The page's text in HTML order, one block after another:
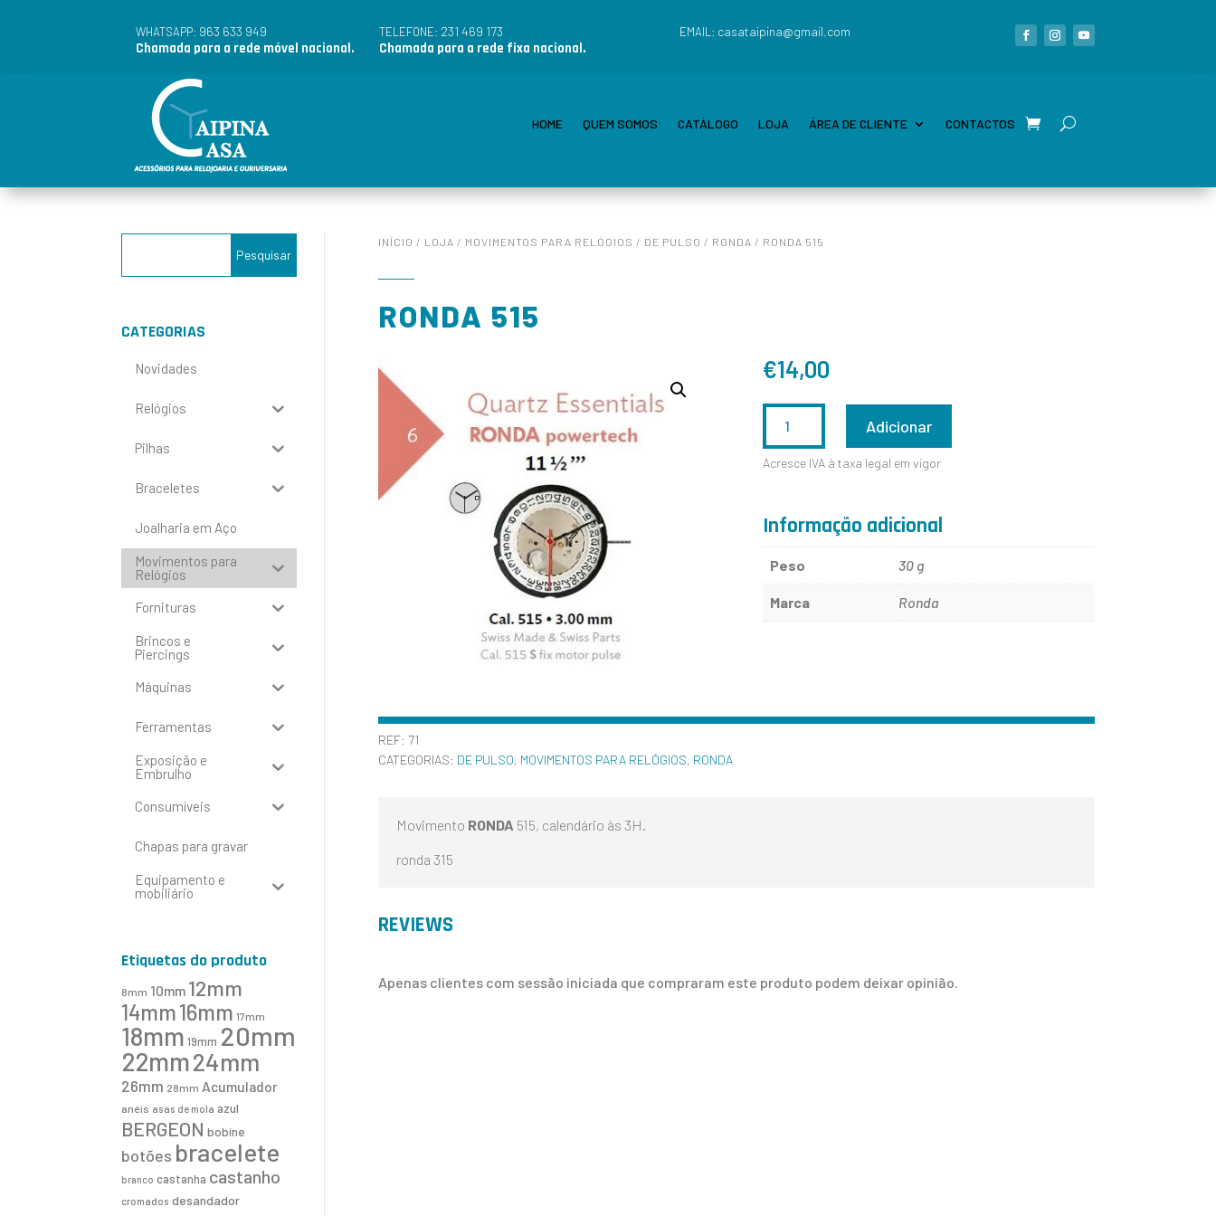
WHATSAPP: 963 633 949
Chamada para a rede móvel nacional.
TELEFONE: 231 469 173
Chamada para a rede fixa nacional.
EMAIL: casataipina@gmail.com
HOME QUEM SOMOS CATÁLOGO LOJA ÁREA DE CLIENTE CONTACTOS
CATEGORIAS
Novidades
Relógios
Pilhas
Braceletes
Joalharia em Aço
Movimentos para
Relógios
Fornituras
Brincos e
Piercings
Máquinas
Ferramentas
Exposição e
Embrulho
Consumíveis
Chapas para gravar
Equipamento e
mobiliário
Etiquetas do produto
8mm 10mm 12mm
14mm16mm 17mm
18mm 19mm 20mm
22mm24mm
26mm 28mm Acumulador
anéis asas de mola azul
BERGEON bobine
botões bracelete
branco castanha castanho
cromados desandador
INÍCIO / LOJA / MOVIMENTOS PARA RELÓGIOS / DE PULSO / RONDA / RONDA 515
RONDA 515
€14,00
QUANTIDADE
DE
515
Adicionar
Acresce IVA à taxa legal em vigor
Informação adicional
Peso 30 g
Marca Ronda
REF: 71
CATEGORIAS: DE PULSO, MOVIMENTOS PARA RELÓGIOS, RONDA
Movimento RONDA 515, calendário às 3H.
ronda 315
REVIEWS
Apenas clientes com sessão iniciada que compraram este produto podem deixar opinião.